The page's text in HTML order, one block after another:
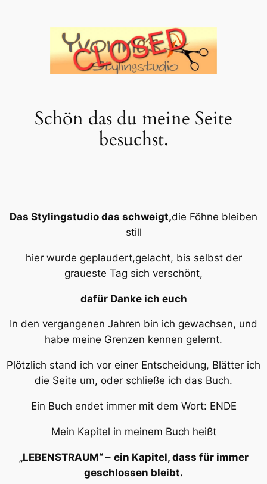
Schön das du meine Seite
besuchst.
Das Stylingstudio das schweigt,die Föhne bleiben
still
hier wurde geplaudert,gelacht, bis selbst der
graueste Tag sich verschönt,
dafür Danke ich euch
In den vergangenen Jahren bin ich gewachsen, und
habe meine Grenzen kennen gelernt.
Plötzlich stand ich vor einer Entscheidung, Blätter ich
die Seite um, oder schließe ich das Buch.
Ein Buch endet immer mit dem Wort: ENDE
Mein Kapitel in meinem Buch heißt
„LEBENSTRAUM“ – ein Kapitel, dass für immer
geschlossen bleibt.